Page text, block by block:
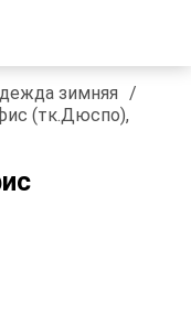
зимняя /
(тк.Дюспо),